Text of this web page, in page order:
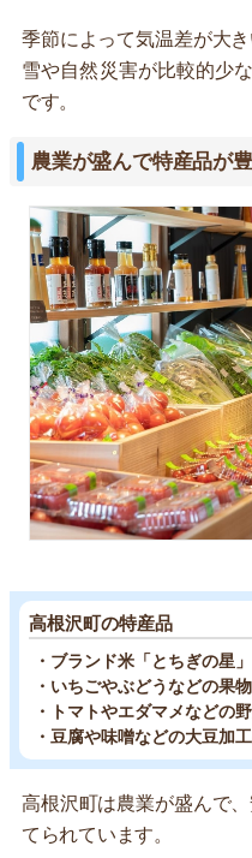
季節によって気温差が大
雪や自然災害が比較的少
です。
農業が盛んで特産品が
高根沢町の特産品
・ブランド米「とちぎの星」
・いちごやぶどうなどの果物
・トマトやエダマメなどの
・豆腐や味噌などの大豆加
高根沢町は農業が盛んで
てられています。